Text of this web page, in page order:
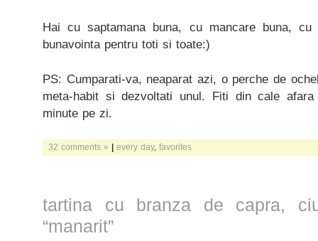
Hai cu saptamana buna, cu mancare buna,
bunavointa pentru toti si toate:)
PS: Cumparati-va, neaparat azi, o perche de
meta-habit si dezvoltati unul. Fiti din cale
minute pe zi.
32 comments » | every day, favorites
tartina cu branza de capra,
“manarit”